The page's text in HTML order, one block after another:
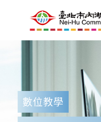
數位教學